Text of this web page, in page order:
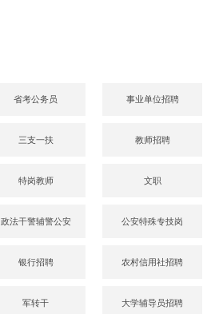
省考公务员 事业单位招聘
三支一扶 教师招聘
特岗教师 文职
政法干警辅警公安 公安特殊专技岗
银行招聘 农村信用社招聘
军转干 大学辅导员招聘